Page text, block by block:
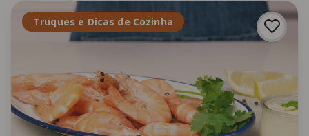
Truques e Dicas de Cozinha